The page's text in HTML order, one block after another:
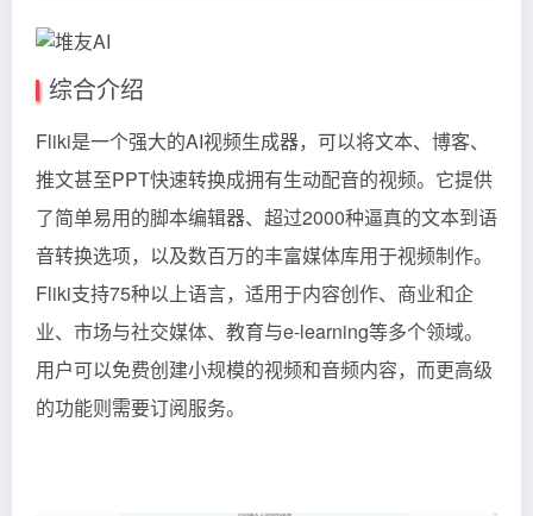
综合介绍
Fliki是一个强大的AI视频生成器，可以将文本、博客、
推文甚至PPT快速转换成拥有生动配音的视频。它提供
了简单易用的脚本编辑器、超过2000种逼真的文本到语
音转换选项，以及数百万的丰富媒体库用于视频制作。
Fliki支持75种以上语言，适用于内容创作、商业和企
业、市场与社交媒体、教育与e-learning等多个领域。
用户可以免费创建小规模的视频和音频内容，而更高级
的功能则需要订阅服务。